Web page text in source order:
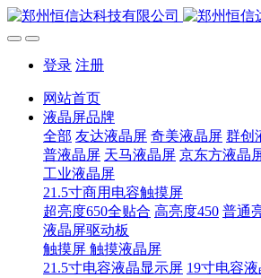
登录 注册
网站首页
液晶屏品牌
全部 友达液晶屏 奇美液晶屏 群创
普液晶屏 天马液晶屏 京东方液晶
工业液晶屏
21.5寸商用电容触摸屏
超亮度650全贴合 高亮度450 普通
液晶屏驱动板
触摸屏 触摸液晶屏
21.5寸电容液晶显示屏 19寸电容